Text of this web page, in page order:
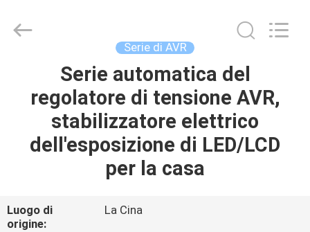
PRODOTTI
NOI
TECH
POWER
Serie di AVR
Serie automatica del
regolatore di tensione AVR,
stabilizzatore elettrico
dell'esposizione di LED/LCD
per la casa
Luogo di
origine:
La Cina